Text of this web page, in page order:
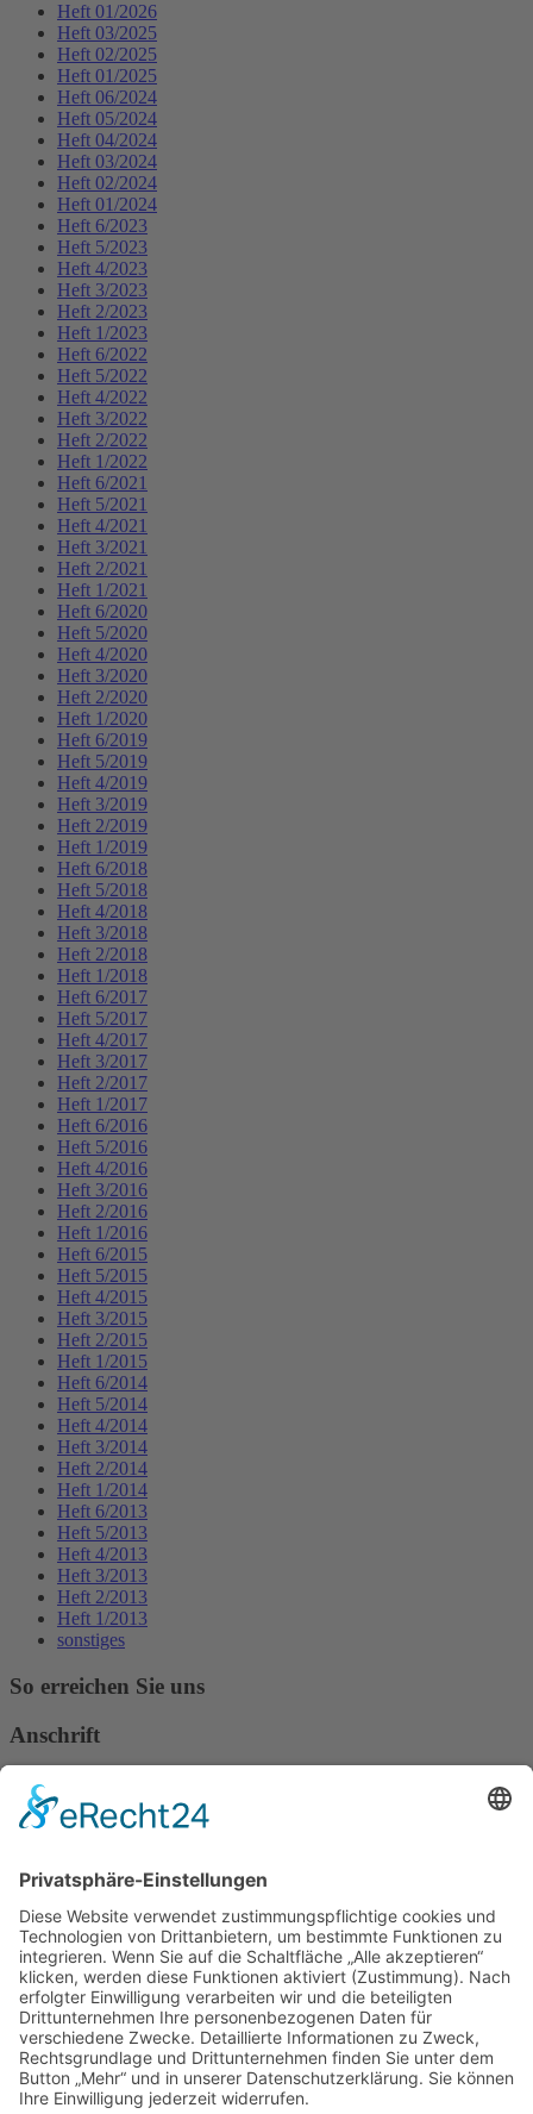
Heft 01/2026
Heft 03/2025
Heft 02/2025
Heft 01/2025
Heft 06/2024
Heft 05/2024
Heft 04/2024
Heft 03/2024
Heft 02/2024
Heft 01/2024
Heft 6/2023
Heft 5/2023
Heft 4/2023
Heft 3/2023
Heft 2/2023
Heft 1/2023
Heft 6/2022
Heft 5/2022
Heft 4/2022
Heft 3/2022
Heft 2/2022
Heft 1/2022
Heft 6/2021
Heft 5/2021
Heft 4/2021
Heft 3/2021
Heft 2/2021
Heft 1/2021
Heft 6/2020
Heft 5/2020
Heft 4/2020
Heft 3/2020
Heft 2/2020
Heft 1/2020
Heft 6/2019
Heft 5/2019
Heft 4/2019
Heft 3/2019
Heft 2/2019
Heft 1/2019
Heft 6/2018
Heft 5/2018
Heft 4/2018
Heft 3/2018
Heft 2/2018
Heft 1/2018
Heft 6/2017
Heft 5/2017
Heft 4/2017
Heft 3/2017
Heft 2/2017
Heft 1/2017
Heft 6/2016
Heft 5/2016
Heft 4/2016
Heft 3/2016
Heft 2/2016
Heft 1/2016
Heft 6/2015
Heft 5/2015
Heft 4/2015
Heft 3/2015
Heft 2/2015
Heft 1/2015
Heft 6/2014
Heft 5/2014
Heft 4/2014
Heft 3/2014
Heft 2/2014
Heft 1/2014
Heft 6/2013
Heft 5/2013
Heft 4/2013
Heft 3/2013
Heft 2/2013
Heft 1/2013
sonstiges
So erreichen Sie uns
Anschrift
Verband Deutscher Tierheilpraktiker e.V.
Verbandsverwaltung
Am Rosenbraken 12
E-Mail
Diese E-Mail-Adresse ist vor Spambots geschützt! Zur Anzeige
muss JavaScript eingeschaltet sein!
Diese E-Mail-Adresse ist vor Spambots geschützt! Zur Anzeige
muss JavaScript eingeschaltet sein!
Telefon Service-Team